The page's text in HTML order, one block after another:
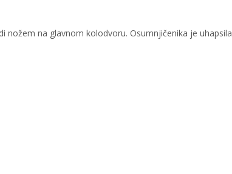
na glavnom kolodvoru. Osumnjičenika je uhapsila